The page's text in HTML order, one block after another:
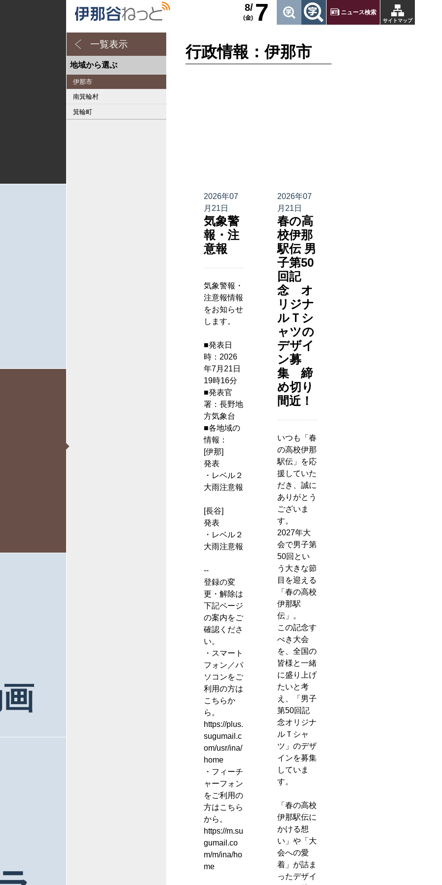
サイトマップ
ニュース検索
7
8/
(金)
一覧表示
地域から選ぶ
伊那市
南箕輪村
箕輪町
行政情報：伊那市
2026年07
月21日
気象警
報・注
意報
気象警報・
注意報情報
をお知らせ
します。
■発表日
時：2026
年7月21日
19時16分
■発表官
署：長野地
方気象台
■各地域の
情報：
[伊那]
発表
・レベル２
大雨注意報
[長谷]
発表
・レベル２
大雨注意報
--
登録の変
更・解除は
下記ページ
の案内をご
確認くださ
い。
・スマート
フォン／パ
ソコンをご
利用の方は
こちらか
ら。
https://plus.
sugumail.c
om/usr/ina/
home
・フィーチ
ャーフォン
をご利用の
方はこちら
から。
https://m.su
gumail.co
m/m/ina/ho
me
2026年07
月21日
春の高
校伊那
駅伝 男
子第50
回記
念 オ
リジナ
ルＴシ
ャツの
デザイ
ン募
集 締
め切り
間近！
いつも「春
の高校伊那
駅伝」を応
援していた
だき、誠に
ありがとう
ございま
す。
2027年大
会で男子第
50回とい
う大きな節
目を迎える
「春の高校
伊那駅
伝」。
この記念す
べき大会
を、全国の
皆様と一緒
に盛り上げ
たいと考
え、「男子
第50回記
念オリジナ
ルＴシャ
ツ」のデザ
インを募集
していま
す。
「春の高校
伊那駅伝に
かける想
い」や「大
会への愛
着」が詰ま
ったデザイ